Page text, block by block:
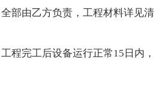
部由乙方负责，工程材料详见清
程完工后设备运行正常15日内，